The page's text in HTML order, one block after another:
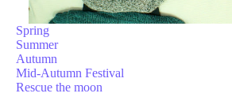
Spring
Summer
Autumn
Mid-Autumn Festival
Rescue the moon